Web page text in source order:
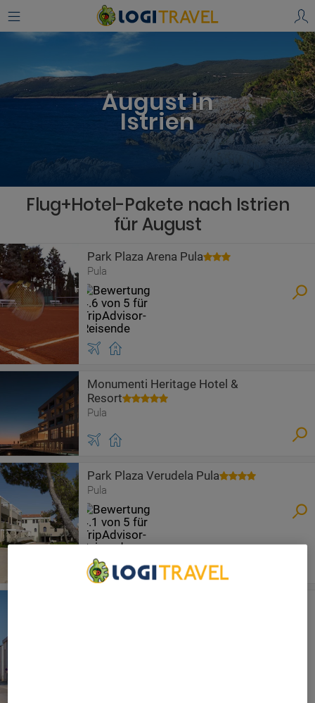
August in
Istrien
Flug+Hotel-Pakete nach Istrien
für August
Park Plaza Arena Pula
Pula
Monumenti Heritage Hotel &
Resort
Pula
Park Plaza Verudela Pula
Pula